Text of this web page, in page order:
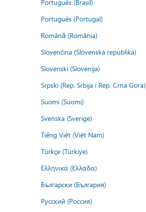
Português (Brasil)
Português (Portugal)
Română (România)
Slovenčina (Slovenská republika)
Slovenski (Slovenija)
Srpski (Rep. Srbija i Rep. Crna Gora)
Suomi (Suomi)
Svenska (Sverige)
Tiếng Việt (Việt Nam)
Türkçe (Türkiye)
Ελληνικά (Ελλάδα)
Български (България)
Русский (Россия)